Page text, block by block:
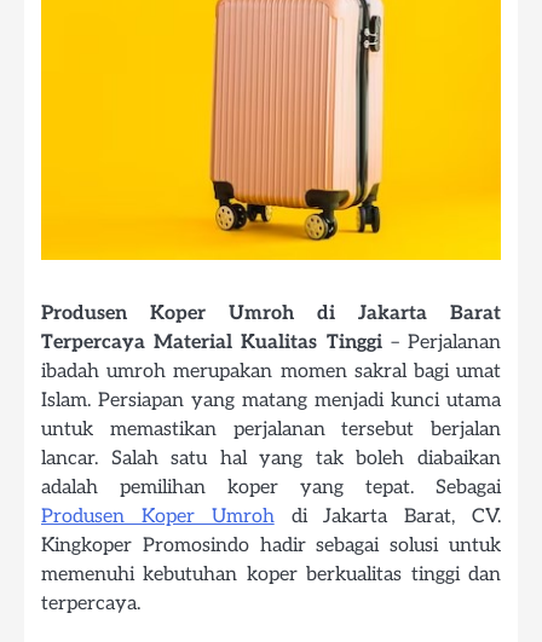
Produsen Koper Umroh di Jakarta Barat
Terpercaya Material Kualitas Tinggi– Perjalanan
ibadah umroh merupakan momen sakral bagi umat
Islam. Persiapan yang matang menjadi kunci utama
untuk memastikan perjalanan tersebut berjalan
lancar. Salah satu hal yang tak boleh diabaikan
adalah pemilihan koper yang tepat. Sebagai
Produsen Koper Umrohdi Jakarta Barat, CV.
Kingkoper Promosindo hadir sebagai solusi untuk
memenuhi kebutuhan koper berkualitas tinggi dan
terpercaya.